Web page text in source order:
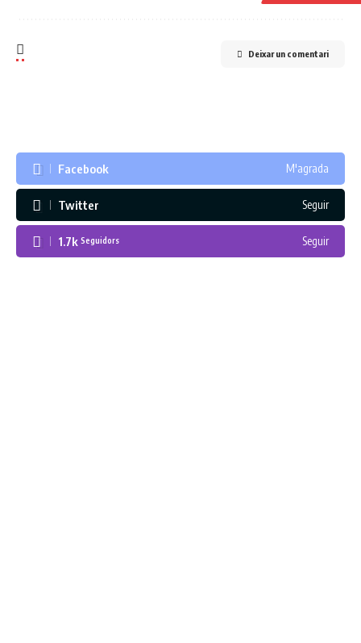
Deixar un comentari
Facebook M'agrada
Twitter Seguir
1.7k Seguidors Seguir